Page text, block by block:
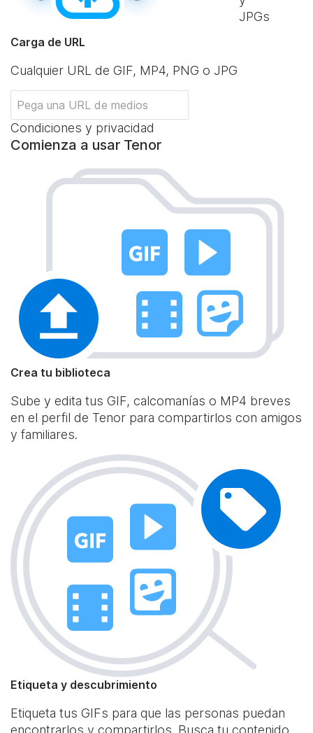
JPGs
Carga de URL
Cualquier URL de GIF, MP4, PNG o JPG
Condiciones y privacidad
Comienza a usar Tenor
Crea tu biblioteca
Sube y edita tus GIF, calcomanías o MP4 breves
en el perfil de Tenor para compartirlos con amigos
y familiares.
Etiqueta y descubrimiento
Etiqueta tus GIFs para que las personas puedan
encontrarlos y compartirlos. Busca tu contenido